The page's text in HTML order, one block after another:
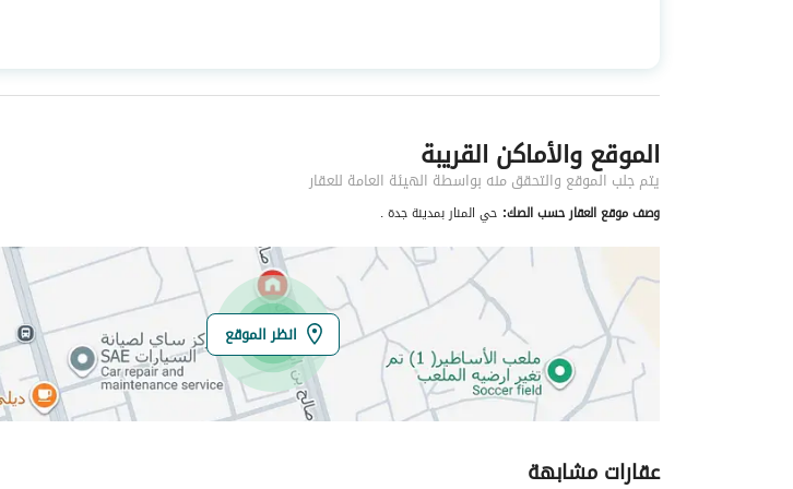
نوع العقار
مستودعات
عدد الغرف
-
خدمات العقار
كهرباء نعم
تفاصيل اضافية
عمر العقار
خمس سنوات
عرض الشارع
40
رقم المخطط
رقم صك الملكية
هل يوجد اي التزام
على العقار ؟
.
مطابقة لكود البناء
-
الموقع والأماكن القريبة
يتم جلب الموقع والتحقق منه بواسطة الهيئة العامة للعقار
وصف موقع العقار حسب الصك: حي المنار بمدينة جدة .
انظر الموقع
عقارات مشابهة